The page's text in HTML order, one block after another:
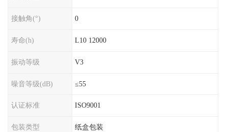
接触角(°) 0
寿命(h) L10 12000
振动等级 V3
噪音等级(dB) ≤55
认证标准 ISO9001
包装类型 纸盒包装